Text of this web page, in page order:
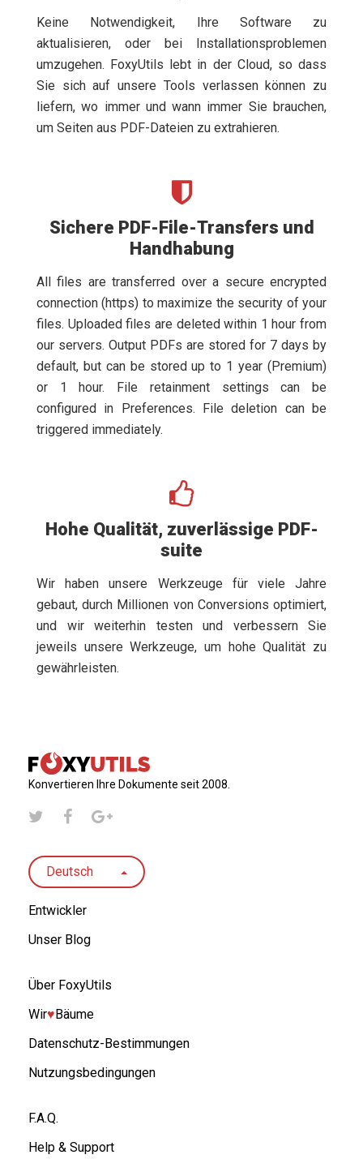
Keine Notwendigkeit, Ihre Software zu
aktualisieren, oder bei Installationsproblemen
umzugehen. FoxyUtils lebt in der Cloud, so dass
Sie sich auf unsere Tools verlassen können zu
liefern, wo immer und wann immer Sie brauchen,
um Seiten aus PDF-Dateien zu extrahieren.
Sichere PDF-File-Transfers und
Handhabung
All files are transferred over a secure encrypted
connection (https) to maximize the security of your
files. Uploaded files are deleted within 1 hour from
our servers. Output PDFs are stored for 7 days by
default, but can be stored up to 1 year (Premium)
or 1 hour. File retainment settings can be
configured in Preferences. File deletion can be
triggered immediately.
Hohe Qualität, zuverlässige PDF-
suite
Wir haben unsere Werkzeuge für viele Jahre
gebaut, durch Millionen von Conversions optimiert,
und wir weiterhin testen und verbessern Sie
jeweils unsere Werkzeuge, um hohe Qualität zu
gewährleisten.
Konvertieren Ihre Dokumente seit 2008.
Deutsch
Entwickler
Unser Blog
Über FoxyUtils
Wir♥︎Bäume
Datenschutz-Bestimmungen
Nutzungsbedingungen
F.A.Q.
Help & Support